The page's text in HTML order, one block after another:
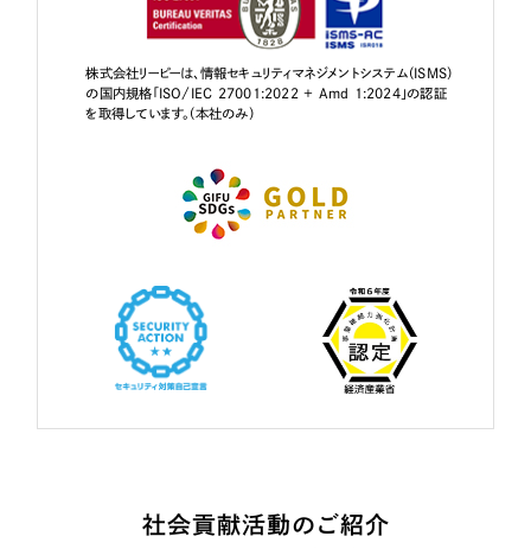
株式会社リーピーは、情報セキュリティマネジメントシステム（ISMS）
の国内規格「ISO/IEC 27001:2022 + Amd 1:2024」の認証
を取得しています。（本社のみ）
社会貢献活動のご紹介